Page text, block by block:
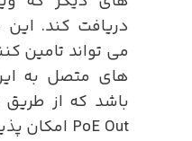
دریافت کند.
می تواند تامین
های متصل به
باشد که از
PoE Out امکان پذیر می باشد.